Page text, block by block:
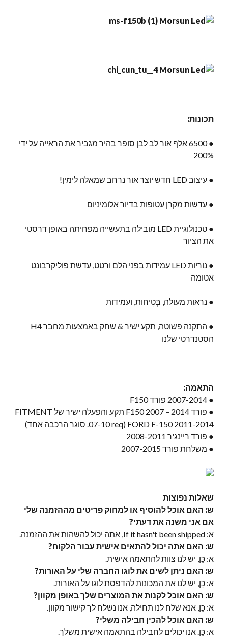
תכונות:
● 6500 אלף אור לב לבן סופר בהיר מגביר את הראייה על ידי
200%
● עיצוב LED חדש יוצר אור נרחב שמאלה לימין!
● עדשות מקרן עטופות בדיור אלומיניום
● טכנולוגיית LED מובילה בתעשייה מפחיתה באופן דרסטי
את הציור
● נוריות LED עמידות בפני הלם ורטט, עדשת פוליקרבונט
אטומה
● נראות מעולה, בְּטִיחוּת, ועמידות
● התקנה פשוטה, תקע ישיר & שחק באמצעות מחבר H4
הסטנדרטי שלנו
התאמה:
● 2007-2014 פורד F150
● פורד F150 2007 – 2014 תקע והפעלה ישיר של FITMENT
FORD F-150 2011-2014 (07-10 req. סוגר הרכבה אחד)
● פורד ריינג'ר 2008-2011
● משלחת פורד 2007-2015
שאלות נפוצות
ש: האם אוכל להוסיף או למחוק פריטים מההזמנה שלי
אם אני משנה את דעתי?
א: If it hasn't been shipped , אתה יכול להשהות את ההזמנה.
ש: האם אתה יכול להתאים אישית עבור הלקוח?
א: כֵּן, יש לנו צוות להתאמה אישית.
ש: האם ניתן לשים את לוגו החברה שלי על האורות?
א: כֵּן, יש לנו את המכונות להדפסת לוגו על האורות.
ש: האם אוכל לקנות את המוצרים שלך באופן מקוון?
א: כֵּן, אנא שלח לנו תחילה, אנו נשלח לך קישור מקוון.
ש: האם אוכל להכין חבילה משלי?
א: כֵּן. אנו יכולים לחבילה בהתאמה אישית משלך.